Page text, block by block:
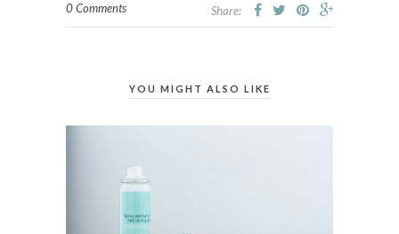
0 Comments Share:
YOU MIGHT ALSO LIKE